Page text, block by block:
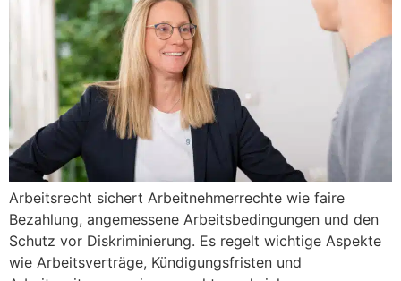
Arbeitsrecht sichert Arbeitnehmerrechte wie faire
Bezahlung, angemessene Arbeitsbedingungen und den
Schutz vor Diskriminierung. Es regelt wichtige Aspekte
wie Arbeitsverträge, Kündigungsfristen und